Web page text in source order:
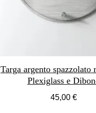
Targa argento spazzolato
Plexiglass e
45,00 €